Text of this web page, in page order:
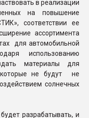
в реализации
на повышение
соответствии ее
ассортимента
для автомобильной
использованию
материалы для
которые не будут не
солнечных
разрабатывать, и